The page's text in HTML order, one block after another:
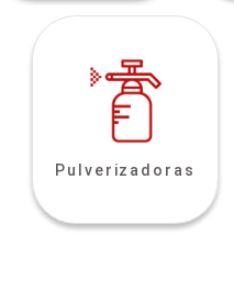
Pulverizadoras